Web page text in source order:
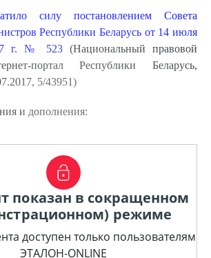
силу постановлением Совета
Республики Беларусь от 14 июля
г. № 523(Национальный правовой
портал Республики Беларусь,
5/43951)
и дополнения:
показан в сокращенном
режиме
доступен только пользователям
ЭТАЛОН-ONLINE